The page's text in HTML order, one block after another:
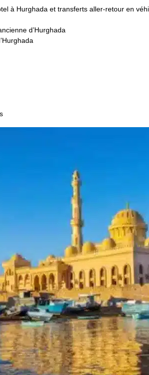
à Hurghada et transferts aller-retour en
d’Hurghada